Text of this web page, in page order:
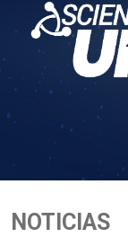
NOTICIAS